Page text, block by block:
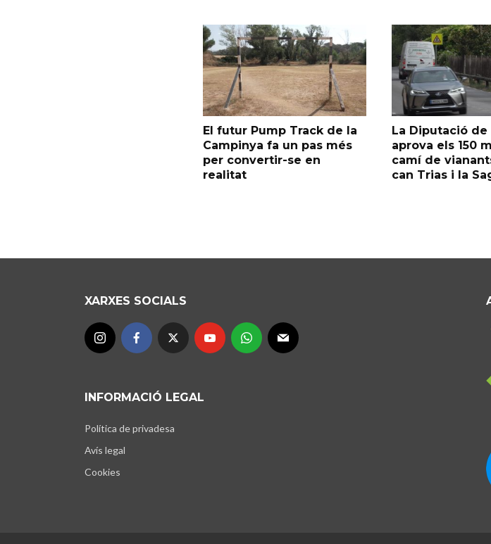
El futur Pump Track de la
Campinya fa un pas més
per convertir-se en
realitat
La Diputació de
aprova els 150
camí de
can Trias i la
XARXES SOCIALS
INFORMACIÓ LEGAL
Política de privadesa
Avís legal
Cookies